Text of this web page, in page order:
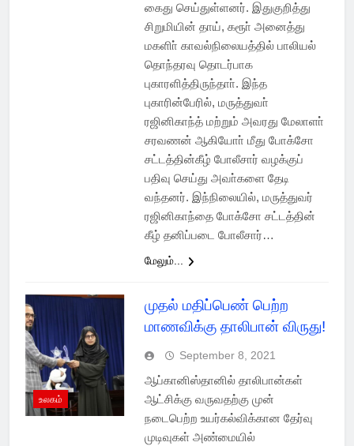
கைது செய்துள்ளனர். இதுகுறித்து
சிறுமியின் தாய், கரூா் அனைத்து
மகளிா் காவல்நிலையத்தில் பாலியல்
தொந்தரவு தொடர்பாக
புகாரளித்திருந்தாா். இந்த
புகாரின்பேரில், மருத்துவா்
ரஜினிகாந்த் மற்றும் அவரது மேலாளா்
சரவணன் ஆகியோா் மீது போக்சோ
சட்டத்தின்கீழ் போலீசார் வழக்குப்
பதிவு செய்து அவா்களை தேடி
வந்தனர். இந்நிலையில், மருத்துவர்
ரஜினிகாந்தை போக்சோ சட்டத்தின்
கீழ் தனிப்படை போலீசார்…
மேலும்...
உலகம்
முதல் மதிப்பெண் பெற்ற
மாணவிக்கு தாலிபான் விருது!
September 8, 2021
ஆப்கானிஸ்தானில் தாலிபான்கள்
ஆட்சிக்கு வருவதற்கு முன்
நடைபெற்ற உயர்கல்விக்கான தேர்வு
முடிவுகள் அண்மையில்